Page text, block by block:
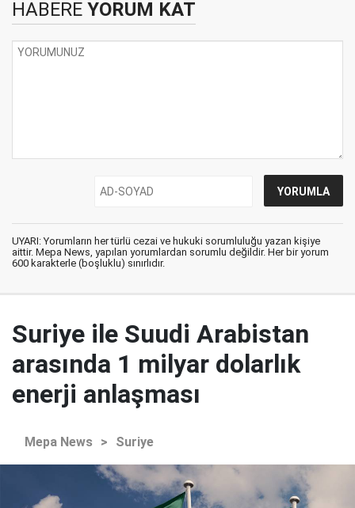
HABERE YORUM KAT
UYARI: Yorumların her türlü cezai ve hukuki sorumluluğu yazan kişiye
aittir. Mepa News, yapılan yorumlardan sorumlu değildir. Her bir yorum
600 karakterle (boşluklu) sınırlıdır.
Suriye ile Suudi Arabistan
arasında 1 milyar dolarlık
enerji anlaşması
Mepa News > Suriye